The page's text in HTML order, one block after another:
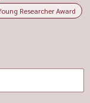
Researcher Award